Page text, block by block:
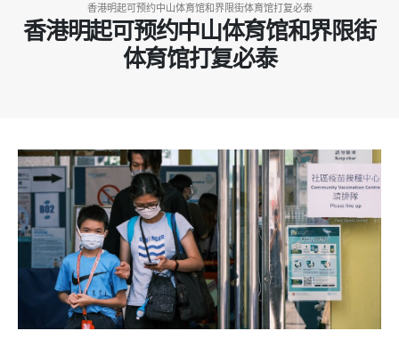
香港明起可预约中山体育馆和界限街体育馆打复必泰
香港明起可预约中山体育馆和界限街
体育馆打复必泰